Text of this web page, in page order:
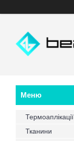
Термоаплікації
Тканини